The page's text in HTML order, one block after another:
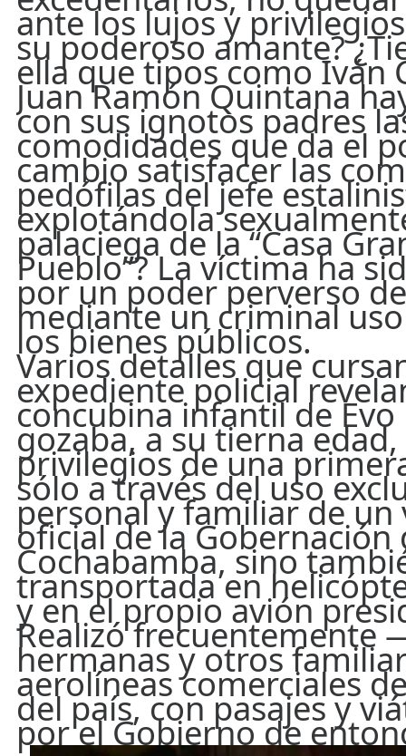
ante los lujos y
su poderoso amante?
ella que tipos como Iván
Juan Ramón Quintana
con sus ignotos padres
comodidades que da el
cambio satisfacer las
pedófilas del jefe
explotándola
palaciega de la “Casa
Pueblo”? La víctima ha
por un poder perverso
mediante un criminal
los bienes públicos.
Varios detalles que
expediente policial
concubina infantil de
gozaba, a su tierna
privilegios de una
sólo a través del uso
personal y familiar de un
oficial de la Gobernación
Cochabamba, sino
transportada en
y en el propio avión
Realizó frecuentemente
hermanas y otros
aerolíneas comerciales
del país, con pasajes y
por el Gobierno de